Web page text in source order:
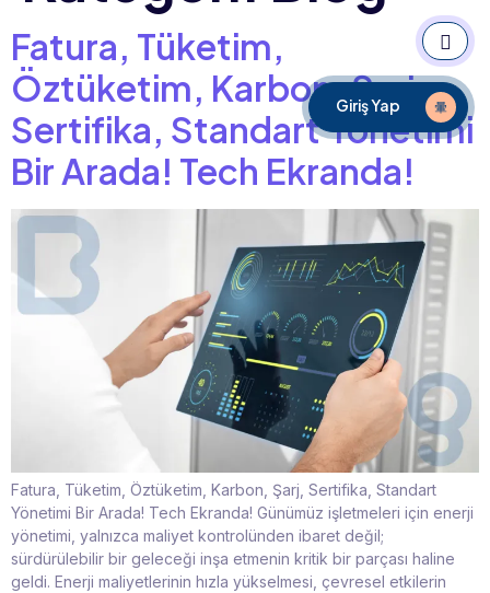
Giriş Yap
Fatura, Tüketim,
Öztüketim, Karbon, Şarj,
Sertifika, Standart Yönetimi
Bir Arada! Tech Ekranda!
Fatura, Tüketim, Öztüketim, Karbon, Şarj, Sertifika, Standart
Yönetimi Bir Arada! Tech Ekranda! Günümüz işletmeleri için enerji
yönetimi, yalnızca maliyet kontrolünden ibaret değil;
sürdürülebilir bir geleceği inşa etmenin kritik bir parçası haline
geldi. Enerji maliyetlerinin hızla yükselmesi, çevresel etkilerin